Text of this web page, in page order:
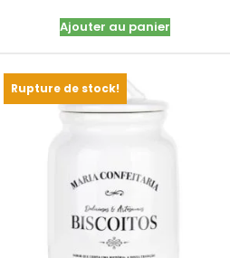
Ajouter au panier
Rupture de stock!